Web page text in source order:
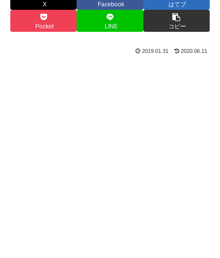
X Facebook はてブ
Pocket LINE コピー
2019.01.31 2020.06.11